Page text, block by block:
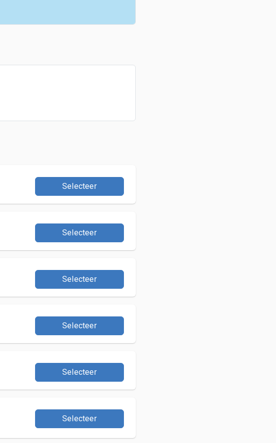
Selecteer
Selecteer
Selecteer
Selecteer
Selecteer
Selecteer